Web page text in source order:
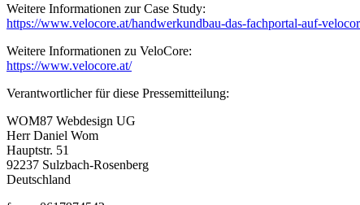
Weitere Informationen zur Case Study:
https://www.velocore.at/handwerkundbau-das-fachportal-auf-
Weitere Informationen zu VeloCore:
https://www.velocore.at/
Verantwortlicher für diese Pressemitteilung:
WOM87 Webdesign UG
Herr Daniel Wom
Hauptstr. 51
92237 Sulzbach-Rosenberg
Deutschland